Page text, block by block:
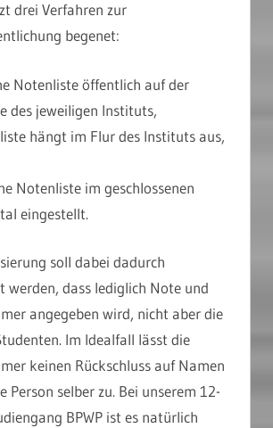
drei Verfahren zur
begenet:
Notenliste öffentlich auf der
des jeweiligen Instituts,
hängt im Flur des Instituts aus,
Notenliste im geschlossenen
eingestellt.
soll dabei dadurch
werden, dass lediglich Note und
angegeben wird, nicht aber die
Im Idealfall lässt die
keinen Rückschluss auf Namen
Person selber zu. Bei unserem 12-
BPWP ist es natürlich